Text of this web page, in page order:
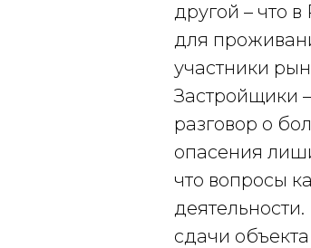
другой – что
для
участники
Застройщики
разговор о
опасения
что вопросы
сдачи